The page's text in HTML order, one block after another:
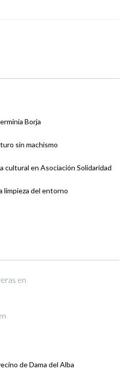
Borja
sin machismo
cultural en Asociación Solidaridad
limpieza del entorno
en
de Dama del Alba